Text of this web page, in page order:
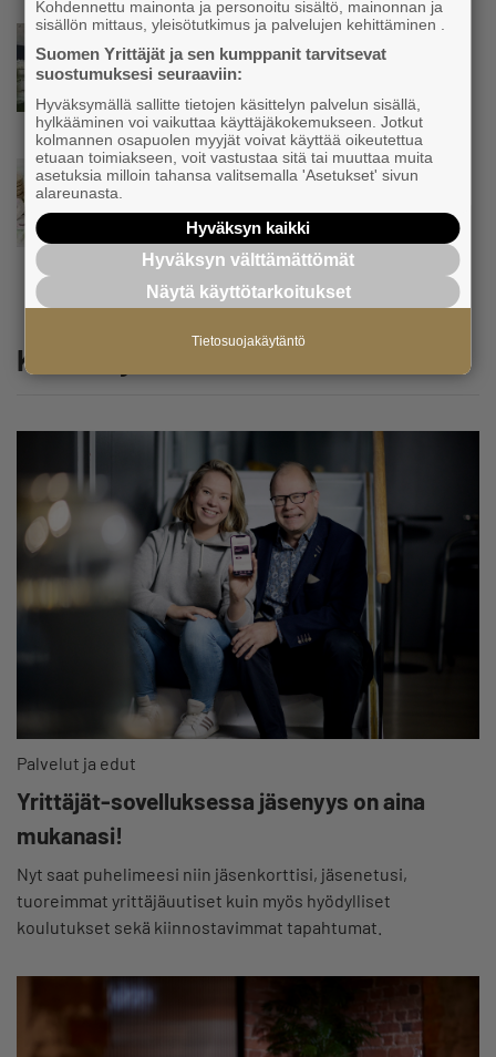
Uutinen
”Herättävät kysymyksen, mikä meitä
suomalaisia vaivaa” – Yrittäjien
toimitusjohtaja hätkähti
sairauspoissaolotilastoa
Uutinen
euroalueesta ja Ruotsista −
”Säästäväisyydestä tehty hyve”
Katso myös
Palvelut ja edut
Yrittäjät-sovelluksessa jäsenyys on aina
mukanasi!
Nyt saat puhelimeesi niin jäsenkorttisi, jäsenetusi,
tuoreimmat yrittäjäuutiset kuin myös hyödylliset
koulutukset sekä kiinnostavimmat tapahtumat.
Kohdennettu mainonta ja personoitu sisältö, mainonnan ja
sisällön mittaus, yleisötutkimus ja palvelujen kehittäminen .
Suomen Yrittäjät ja sen kumppanit tarvitsevat
suostumuksesi seuraaviin:
Hyväksymällä sallitte tietojen käsittelyn palvelun sisällä,
hylkääminen voi vaikuttaa käyttäjäkokemukseen. Jotkut
kolmannen osapuolen myyjät voivat käyttää oikeutettua
etuaan toimiakseen, voit vastustaa sitä tai muuttaa muita
asetuksia milloin tahansa valitsemalla 'Asetukset' sivun
alareunasta.
Hyväksyn kaikki
Hyväksyn välttämättömät
Näytä käyttötarkoitukset
Tietosuojakäytäntö